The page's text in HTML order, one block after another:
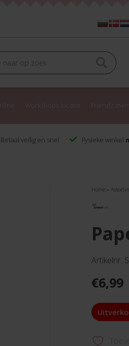
Betaal veilig en snel Fysieke winkel
Home »
Artikelnr.
€6,99